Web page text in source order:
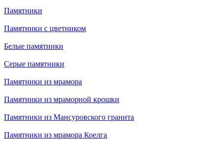
Памятники
Памятники с цветником
Белые памятники
Серые памятники
Памятники из мрамора
Памятники из мраморной крошки
Памятники из Мансуровского гранита
Памятники из мрамора Коелга